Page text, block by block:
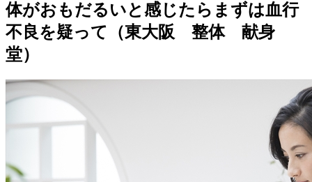
体がおもだるいと感じたらまずは血行
不良を疑って（東大阪 整体 献身
堂）